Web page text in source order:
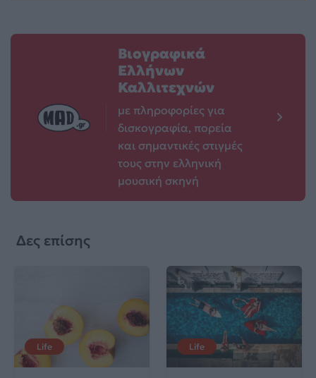
Βιογραφικά
Ελλήνων
Καλλιτεχνών
με πληροφορίες για
δισκογραφία, πορεία
και σημαντικές στιγμές
τους στην ελληνική
μουσική σκηνή
Δες επίσης
Life Life